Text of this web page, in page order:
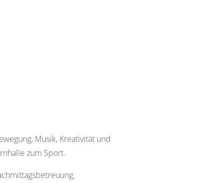
Musik, Kreativität und
zum Sport.